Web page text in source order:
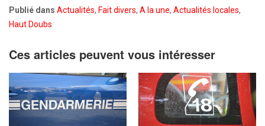
Publié dans Actualités, Fait divers, A la une, Actualités locales,
Haut Doubs
Ces articles peuvent vous intéresser